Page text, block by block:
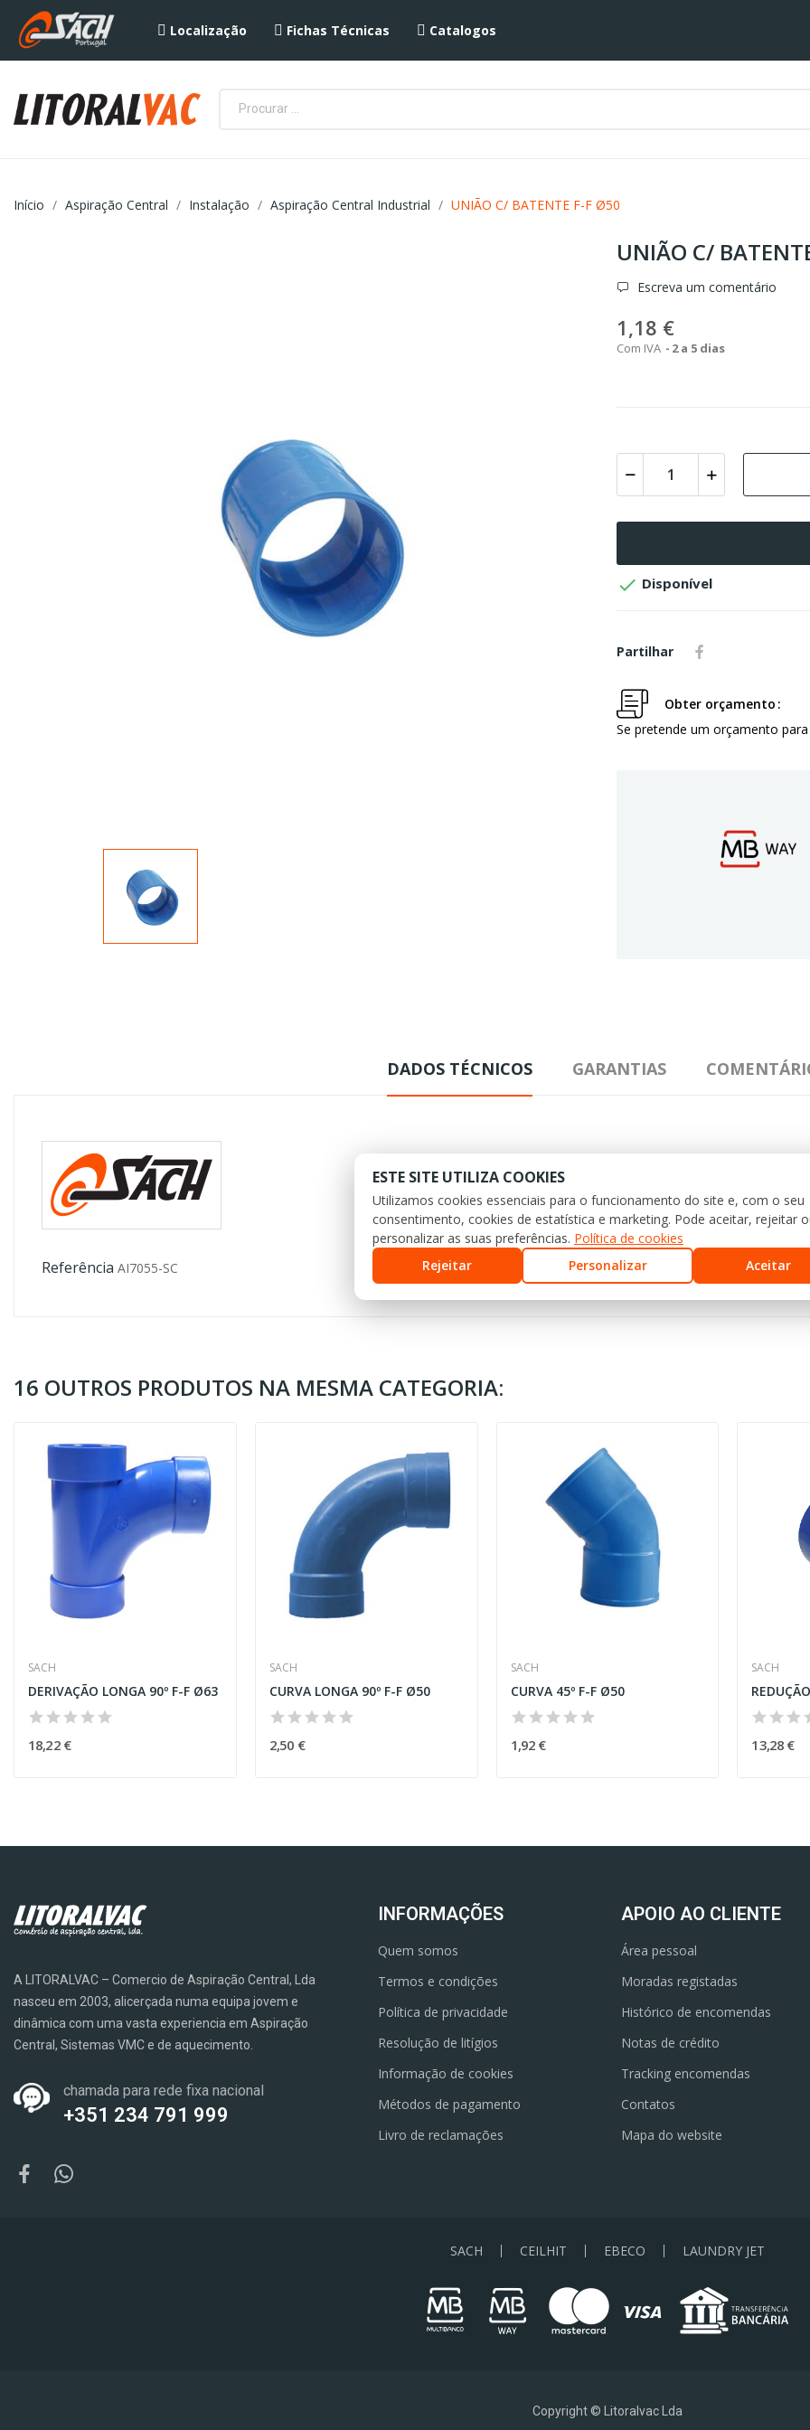
Localização Fichas Técnicas Catalogos
Início Aspiração Central Instalação Aspiração Central Industrial UNIÃO C/ BATENTE F-F Ø50
UNIÃO C/
Escreva um comentário
1,18 €
Com IVA 2 a 5 dias
 Disponível
Partilhar
Obter orçamento
Se pretende um orçamento
DADOS TÉCNICOS GARANTIAS
Referência AI7055-SC
16 OUTROS PRODUTOS NA MESMA CATEGORIA:
SACH
DERIVAÇÃO LONGA 90º F-F Ø63
18,22 €
SACH
CURVA LONGA 90º F-F Ø50
2,50 €
SACH
CURVA 45º F-F Ø50
1,92 €
SACH
13,28 €
A LITORALVAC – Comercio de Aspiração Central, Lda
nasceu em 2003, alicerçada numa equipa jovem e
dinâmica com uma vasta experiencia em Aspiração
Central, Sistemas VMC e de aquecimento.
chamada para rede fixa nacional
+351 234 791 999
INFORMAÇÕES
Quem somos
Termos e condições
Política de privacidade
Resolução de litígios
Informação de cookies
Métodos de pagamento
Livro de reclamações
APOIO AO CLIENTE
Área pessoal
Moradas registadas
Histórico de encomendas
Notas de crédito
Tracking encomendas
Contatos
Mapa do website
SACH CEILHIT EBECO LAUNDRY JET
Copyright © Litoralvac Lda
ESTE SITE UTILIZA COOKIES
Utilizamos cookies essenciais para o funcionamento do site e, com o seu
consentimento, cookies de estatística e marketing. Pode aceitar, rejeitar
personalizar as suas preferências. Política de cookies
Rejeitar
Personalizar Aceitar